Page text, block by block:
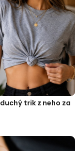
trik z neho za